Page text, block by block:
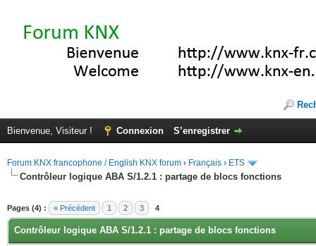
Bienvenue, Visiteur ! Connexion S’enregistrer
Forum KNX francophone / English KNX forum › Français › ETS
Contrôleur logique ABA S/1.2.1 : partage de blocs fonctions
Pages (4) : « Précédent 1 2 3 4
Contrôleur logique ABA S/1.2.1 : partage de blocs fonctions